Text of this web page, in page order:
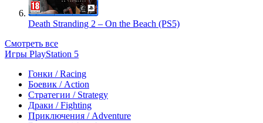
Death Stranding 2 – On the Beach (PS5)
Смотреть все
Игры PlayStation 5
Гонки / Racing
Боевик / Action
Стратегии / Strategy
Драки / Fighting
Приключения / Adventure